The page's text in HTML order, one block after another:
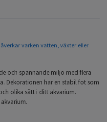
varken vatten, växter eller
och spännande miljö med flera
Dekorationen har en stabil fot som
olika sätt i ditt akvarium.